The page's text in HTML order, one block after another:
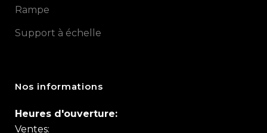
Rampe
Support à échelle
Nos informations
Heures d'ouverture:
Ventes: